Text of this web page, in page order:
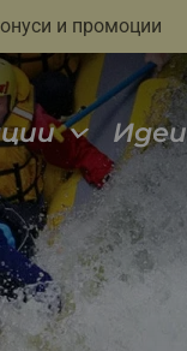
и промоции
Идеи